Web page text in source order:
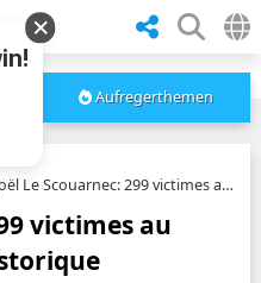
Aufregerthemen
Le Scouarnec: 299 victimes au cœur d'un procès historique
victimes au